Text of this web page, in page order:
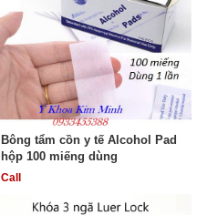
Bông tẩm cồn y tế Alcohol Pad
hộp 100 miếng dùng
Call